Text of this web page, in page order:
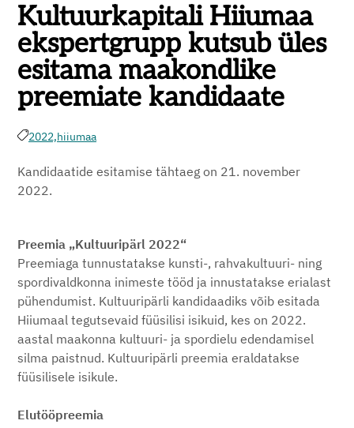
Kultuurkapitali Hiiumaa
ekspertgrupp kutsub üles
esitama maakondlike
preemiate kandidaate
2022,hiiumaa
Kandidaatide esitamise tähtaeg on 21. november
2022.
Preemia „Kultuuripärl 2022“
Preemiaga tunnustatakse kunsti-, rahvakultuuri- ning
spordivaldkonna inimeste tööd ja innustatakse erialast
pühendumist. Kultuuripärli kandidaadiks võib esitada
Hiiumaal tegutsevaid füüsilisi isikuid, kes on 2022.
aastal maakonna kultuuri- ja spordielu edendamisel
silma paistnud. Kultuuripärli preemia eraldatakse
füüsilisele isikule.
Elutööpreemia